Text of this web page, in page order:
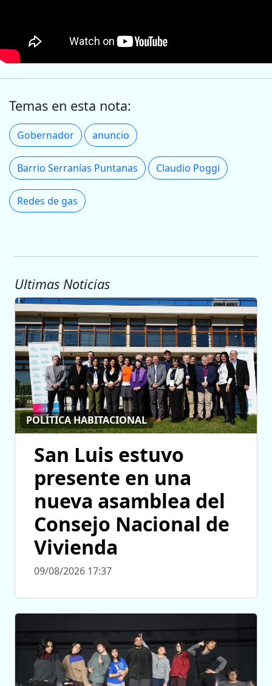
Temas en esta nota:
Gobernador anuncio
Barrio Serranías Puntanas Claudio Poggi
Redes de gas
Ultimas Noticias
POLÍTICA HABITACIONAL
San Luis estuvo
presente en una
nueva asamblea del
Consejo Nacional de
Vivienda
09/08/2026 17:37